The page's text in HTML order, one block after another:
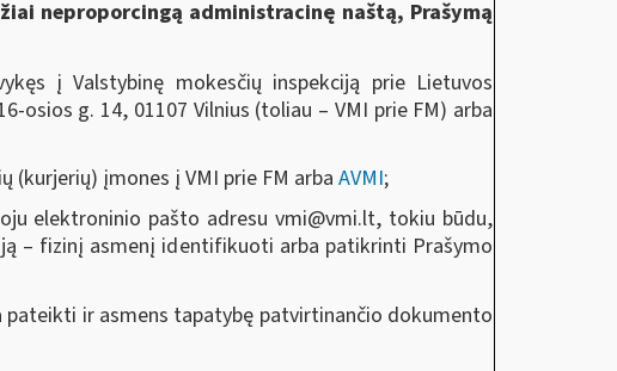
neproporcingą administracinę naštą, Prašymą
į Valstybinę mokesčių inspekciją prie Lietuvos
osios g. 14, 01107 Vilnius (toliau ‒ VMI prie FM) arba
įmones į VMI prie FM arba AVMI;
elektroninio pašto adresuvmi@vmi.lt, tokiu būdu,
‒ fizinį asmenį identifikuoti arba patikrinti Prašymo
ir asmens tapatybę patvirtinančio dokumento